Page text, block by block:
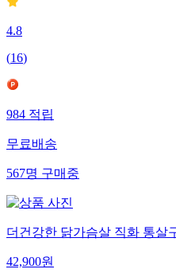
4.8
(16)
984적립
무료배송
567명구매중
더건강한 닭가슴살 직화 통살
42,900원